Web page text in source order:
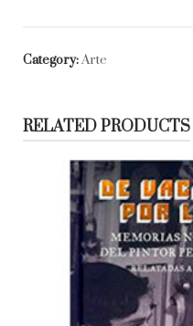
México
quantity
Category:Arte
RELATED PRODUCTS